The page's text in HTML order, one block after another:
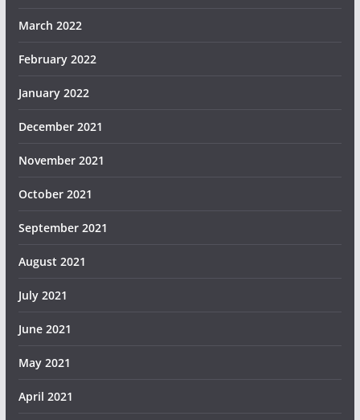
March 2022
February 2022
January 2022
December 2021
November 2021
October 2021
September 2021
August 2021
July 2021
June 2021
May 2021
April 2021